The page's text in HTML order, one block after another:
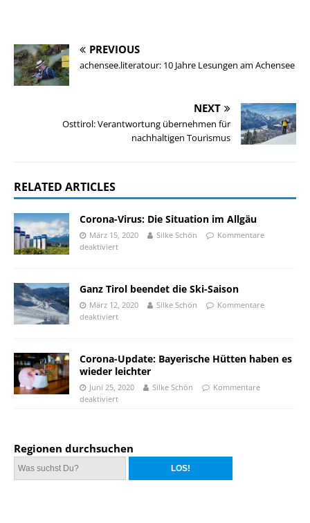
PREVIOUS
achensee.literatour: 10 Jahre Lesungen am Achensee
NEXT
Osttirol: Verantwortung übernehmen für
nachhaltigen Tourismus
RELATED ARTICLES
Corona-Virus: Die Situation im Allgäu
März 15, 2020 Silke Schön
Kommentare
deaktiviert
Ganz Tirol beendet die Ski-Saison
März 12, 2020 Silke Schön
Kommentare
deaktiviert
Corona-Update: Bayerische Hütten haben es
wieder leichter
Juni 25, 2020 Silke Schön
Kommentare
deaktiviert
Regionen durchsuchen